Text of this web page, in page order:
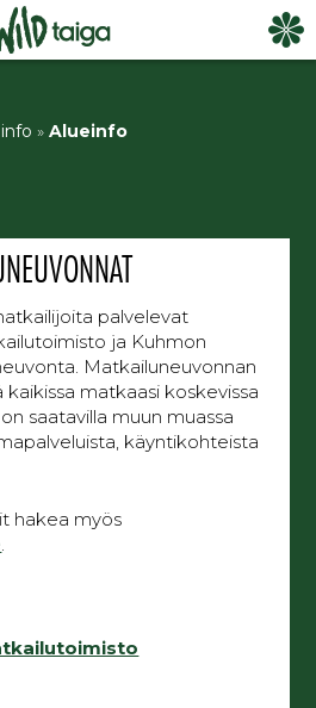
»Alueinfo
palvelevat
ja Kuhmon
Matkailuneuvonnan
matkaasi koskevissa
saatavilla muun muassa
käyntikohteista
hakea myös